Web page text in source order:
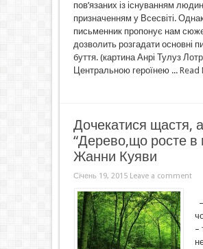
пов’язаних із існуванням
призначенням у Всесвіті.
письменник пропонує нам
дозволить розгадати основні
буття. (картина Анрі Тулуз
Центральною героїнею ... Read
Дочекатися щастя,
“Дерево,що росте в
Жанни Куяви
Січень 19, 2015 Leave a comment
–